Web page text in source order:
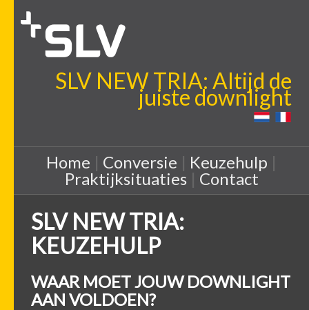
SLV NEW TRIA: Altijd de
juiste downlight
Home | Conversie | Keuzehulp |
Praktijksituaties| Contact
SLV NEW TRIA:
KEUZEHULP
WAAR MOET JOUW DOWNLIGHT
AAN VOLDOEN?